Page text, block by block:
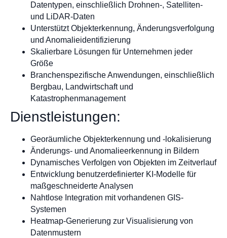
Datentypen, einschließlich Drohnen-, Satelliten-
und LiDAR-Daten
Unterstützt Objekterkennung, Änderungsverfolgung
und Anomalieidentifizierung
Skalierbare Lösungen für Unternehmen jeder
Größe
Branchenspezifische Anwendungen, einschließlich
Bergbau, Landwirtschaft und
Katastrophenmanagement
Dienstleistungen:
Georäumliche Objekterkennung und -lokalisierung
Änderungs- und Anomalieerkennung in Bildern
Dynamisches Verfolgen von Objekten im Zeitverlauf
Entwicklung benutzerdefinierter KI-Modelle für
maßgeschneiderte Analysen
Nahtlose Integration mit vorhandenen GIS-
Systemen
Heatmap-Generierung zur Visualisierung von
Datenmustern